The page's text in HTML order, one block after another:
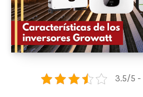
3.5/5 -